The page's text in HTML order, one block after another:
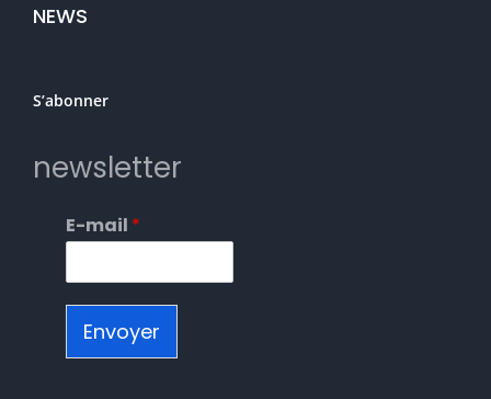
NEWS
S’abonner
newsletter
E-mail *
Envoyer